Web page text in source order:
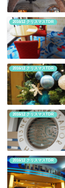
2016/12 クリスマスTDR
2016/12 クリスマスTDR
2016/12 クリスマスTDR
2016/12 クリスマスTDR